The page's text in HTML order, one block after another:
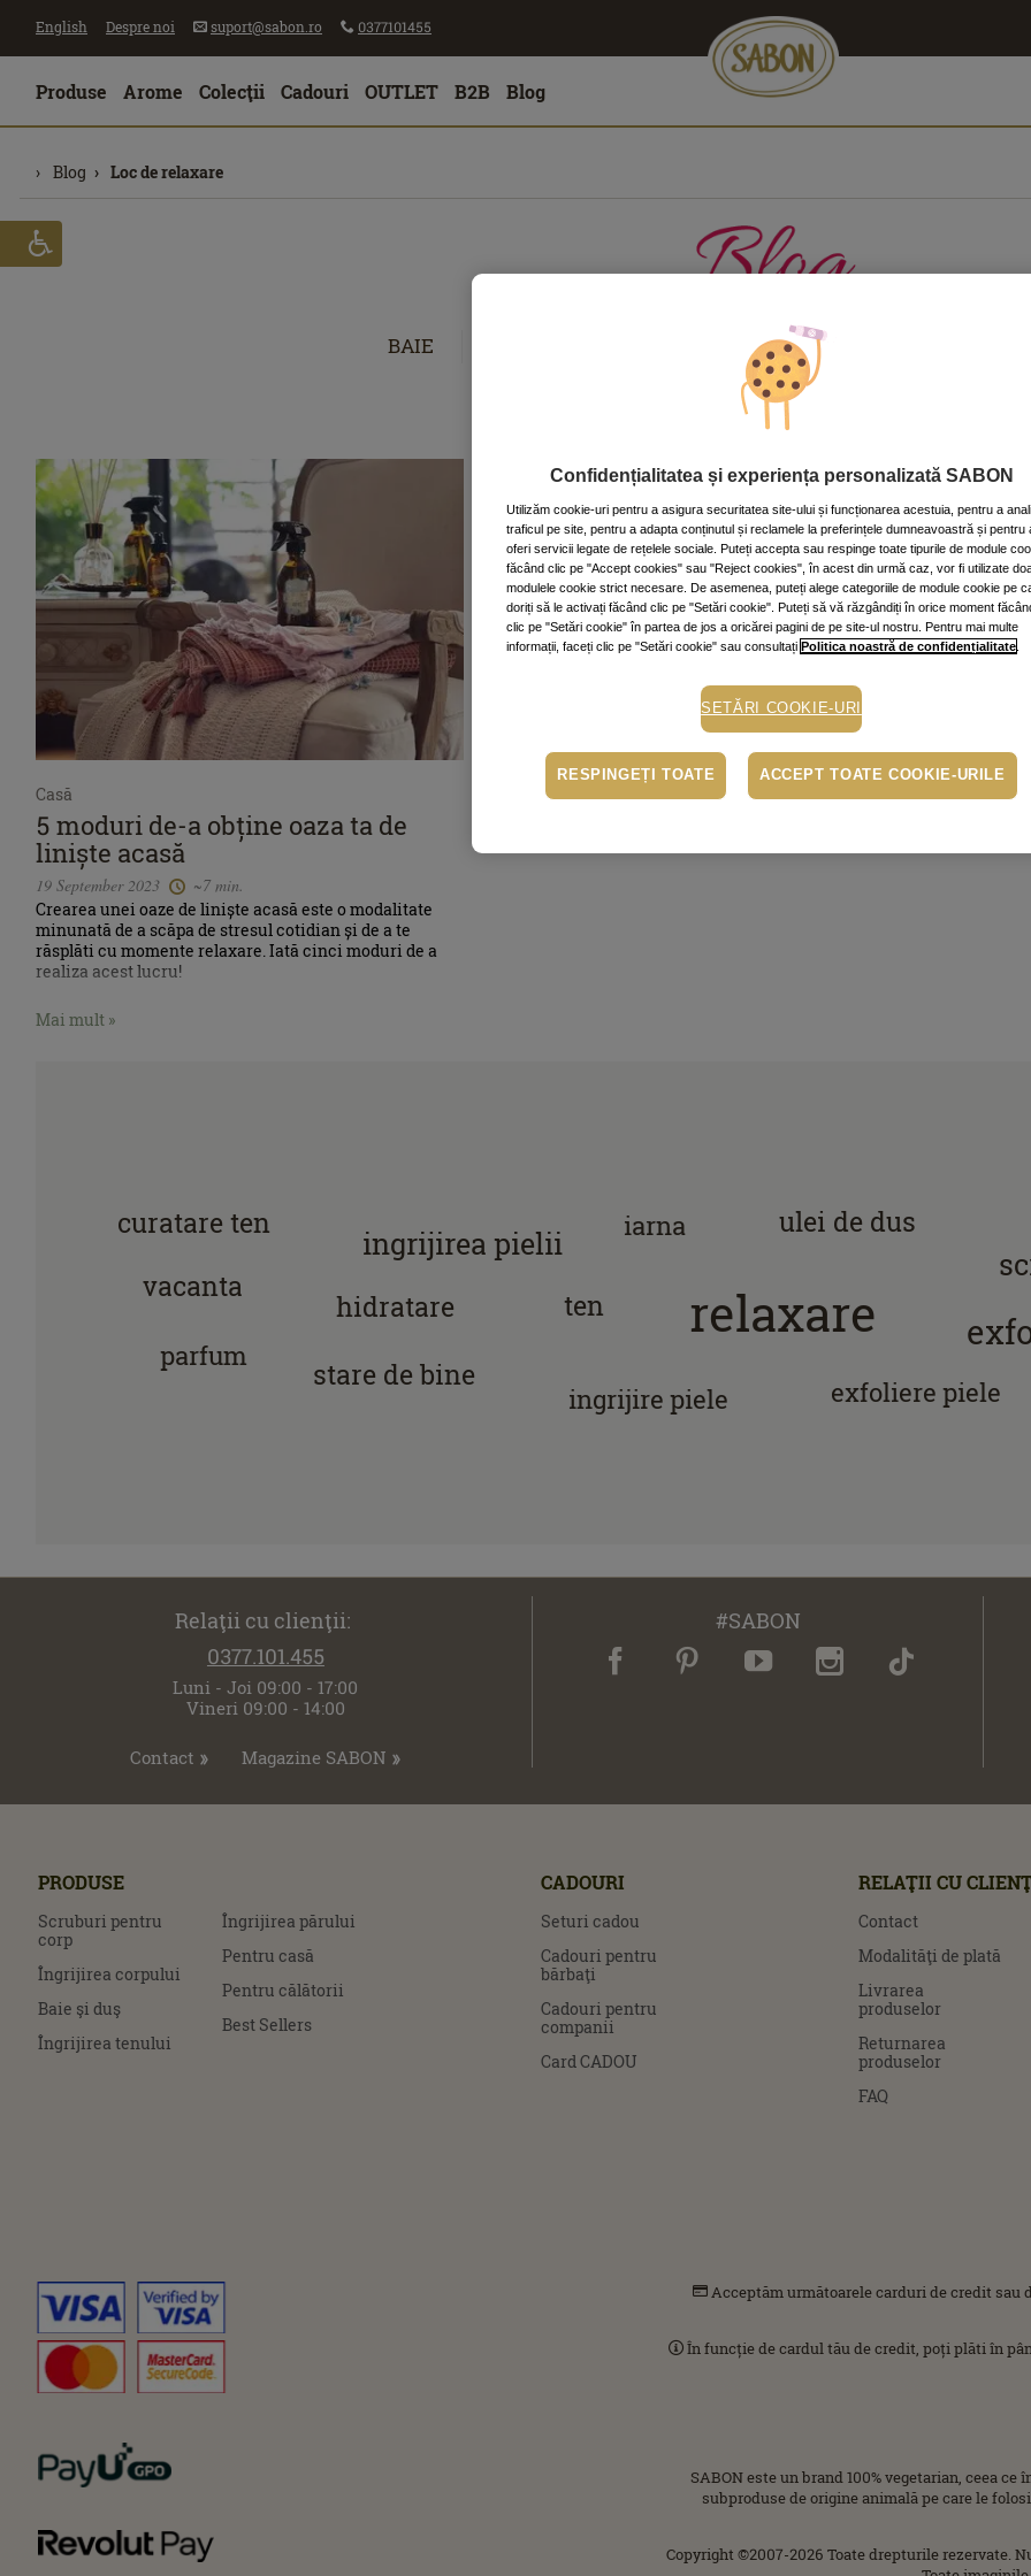
English Despre noi suport@sabon.ro 0377101455
Produse Arome Colecţii Cadouri OUTLET B2B Blog
Blog Loc de relaxare
BAIE CORP
Casă
5 moduri de-a obține oaza ta de
liniște acasă
19 September 2023
~7 min.
Crearea unei oaze de liniște acasă este o modalitate
minunată de a scăpa de stresul cotidian și de a te
răsplăti cu momente relaxare. Iată cinci moduri de a
realiza acest lucru!
Mai mult »
relaxare
ingrijirea pielii
hidratare
stare de bine
ten
ulei de dus
curatare ten
vacanta
ingrijire piele
parfum
exfoliere piele
iarna
Relaţii cu clienţii:
0377.101.455
Luni - Joi 09:00 - 17:00
Vineri 09:00 - 14:00
Contact Magazine SABON
#SABON
PRODUSE
Scruburi pentru
corp
Îngrijirea corpului
Baie şi duş
Îngrijirea tenului
Îngrijirea părului
Pentru casă
Pentru călătorii
Best Sellers
CADOURI
Seturi cadou
Cadouri pentru
bărbaţi
Cadouri pentru
companii
Card CADOU
RELAŢII CU
Contact
Modalităţi de plată
Livrarea
produselor
Returnarea
produselor
FAQ
Acceptăm următoarele carduri de credit sau
În funcție de cardul tău de credit, poți plăti în
SABON este un brand 100% vegetarian, ceea
subproduse de origine animală pe care le
Copyright ©2007-2026 Toate drepturile rezervate.
Confidențialitatea și experiența personalizată SABON
Utilizăm cookie-uri pentru a asigura securitatea site-ului și funcționarea acestuia, pentru a
traficul pe site, pentru a adapta conținutul și reclamele la preferințele dumneavoastră și pentru
oferi servicii legate de rețelele sociale. Puteți accepta sau respinge toate tipurile de module
făcând clic pe "Accept cookies" sau "Reject cookies", în acest din urmă caz, vor fi utilizate
modulele cookie strict necesare. De asemenea, puteți alege categoriile de module cookie pe
doriți să le activați făcând clic pe "Setări cookie". Puteți să vă răzgândiți în orice moment
clic pe "Setări cookie" în partea de jos a oricărei pagini de pe site-ul nostru. Pentru mai multe
informații, faceți clic pe "Setări cookie" sau consultațiPolitica noastră de confidențialitate
SETĂRI COOKIE-URI
RESPINGEȚI TOATE ACCEPT TOATE COOKIE-URILE